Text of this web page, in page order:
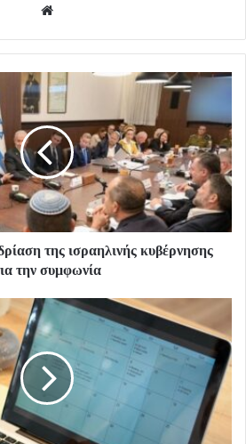
της ισραηλινής κυβέρνησης
την συμφωνία